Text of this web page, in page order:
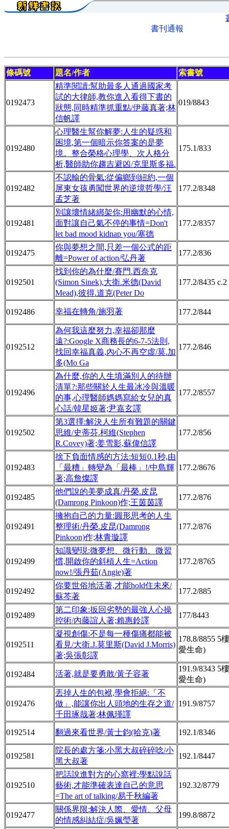
書刊通報
條碼號 題名/作者 索書號
0192473
精準閱讀:幫助最多人通過國家考
試的大律師,教你進入看得下書的
狀態,同時精準抓重點/伊藤真著;林
信帆譯
019/8843
0192480
心理醫生幫你解夢:人生的疑惑和
困境,第一個暗示你答案的是夢
境。整合榮格心理學、次人格分
析,醫師助你趨吉避凶/克里斯多福.
175.1/833
0192482
不認輸的骨氣:從偏鄉到紐約,一個
屏東女孩勇闖世界的逆境哲學/汪
孟芝著
177.2/8348
0192481
別讓壞情緒綁架你:用幽默的心情,
面對讓自己氣不停的事情=Don't
let bad mood kidnap you/塞德
177.2/8357
0192475
你與夢想之間,只差一個公式的距
離=Power of action/弘丹著
177.2/836
0192501
找到你的為什麼/賽門.西奈克
(Simon Sinek),大衛.米德(David
Mead),彼得.道克(Peter Do
177.2/8435 c.2
0192486 幸福在轉角/施羽著 177.2/844
0192512
為何我這麼努力,幸福卻那麼
遠?:Google X商務長的6-7-5法則,
找回幸福真義,內心不再空虛/莫.加
多(Mo Ga
177.2/846
0192496
為什麼,你的人生填滿別人的待辦
清單?:那些關於人生最冰冷與溫暖
的事,心理醫師媽媽寫給女兒的真
心話/韓星姬著;尹嘉玄譯
177.2/8557
0192502
第3選擇:解決人生所有難題的關鍵
思維/史蒂芬.柯維(Stephen
R.Covey)著;姜雪影,蘇偉信譯
177.2/856
0192483
捨下負面情感的方法:短短0.1秒,由
「最糟」轉變為「最棒」!/中島輝
著;高詹燦譯
177.2/8676
0192485
他們說的美夢成真/丹榮.皮昆
(Damrong Pinkoon)作;王茵茵譯
177.2/876
0192491
擁抱自己的力量:圓形思考的人生
整理術/丹榮.皮昆(Damrong
Pinkoon)作;林青璇譯
177.2/876
0192499
知識變現:微夢想、微行動、微習
慣,開啟你的斜槓人生=Action
now!/張丹茹(Angie)著
177.2/8765
0192492
你要世俗地活著,才能hold住未來/
蘇芩著
177.2/885
0192489
第二印象:扳回劣勢的最強人心操
控術/內藤誼人著;賴惠鈴譯
177/8443
0192511
凝視創傷:不是每一種傷痛都能被
看見/大衛.J.莫里斯(David J.Morris)
著;吳張彰譯
178.8/8855 5
愛生命)
0192484 活著,就是要勇敢/黃子容著
191.9/8343 5
愛生命)
0192476
丟掉人生的包袱,學會拒絕:「不
做」,能讓你出人頭地的生存之道/
千田琢哉著;林佩瑾譯
191.9/8757
0192514 翻過來看世界/黃士鈞(哈克)著 192.1/8346
0192581
院長的處方箋:小黑大叔碎碎唸/小
黑大叔著
192.1/8447
0192510
把話說進對方的心窩裡:學點說話
藝術,才能準確表達自己的意思
=The art of talking/易千秋編著
192.32/8779
0192477
關係界限:解決人際、愛情、父母
的情感糾結症/吳姵瑩著
199.8/8872